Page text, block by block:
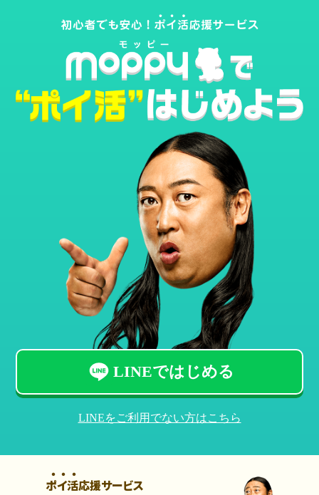
LINEではじめる
LINEをご利用でない方はこちら
ポイ活応援サービス